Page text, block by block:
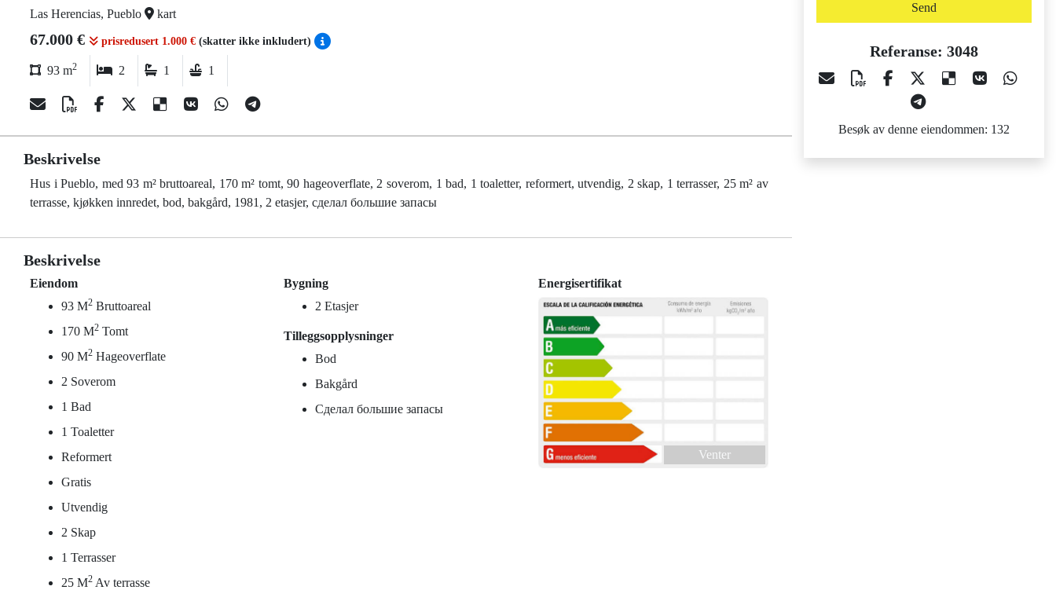
Las Herencias, Pueblo kart
67.000 € prisredusert 1.000 € (skatter ikke inkludert)
93 m2 2 1 1
Beskrivelse
Hus i Pueblo, med 93 m² bruttoareal, 170 m² tomt, 90 hageoverflate, 2 soverom, 1 bad, 1 toaletter, reformert, utvendig, 2 skap, 1 terrasser, 25 m² av
terrasse, kjøkken innredet, bod, bakgård, 1981, 2 etasjer, сделал большие запасы
Beskrivelse
Eiendom
93 M2 Bruttoareal
170 M2 Tomt
90 M2 Hageoverflate
2 Soverom
1 Bad
1 Toaletter
Reformert
Gratis
Utvendig
2 Skap
1 Terrasser
25 M2 Av terrasse
Bygning
2 Etasjer
Tilleggsopplysninger
Bod
Bakgård
Сделал большие запасы
Energisertifikat
Venter
Send
Referanse: 3048
Besøk av denne eiendommen: 132